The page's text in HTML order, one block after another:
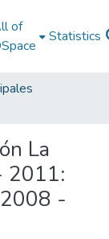
of
Statistics
La
2011:
-